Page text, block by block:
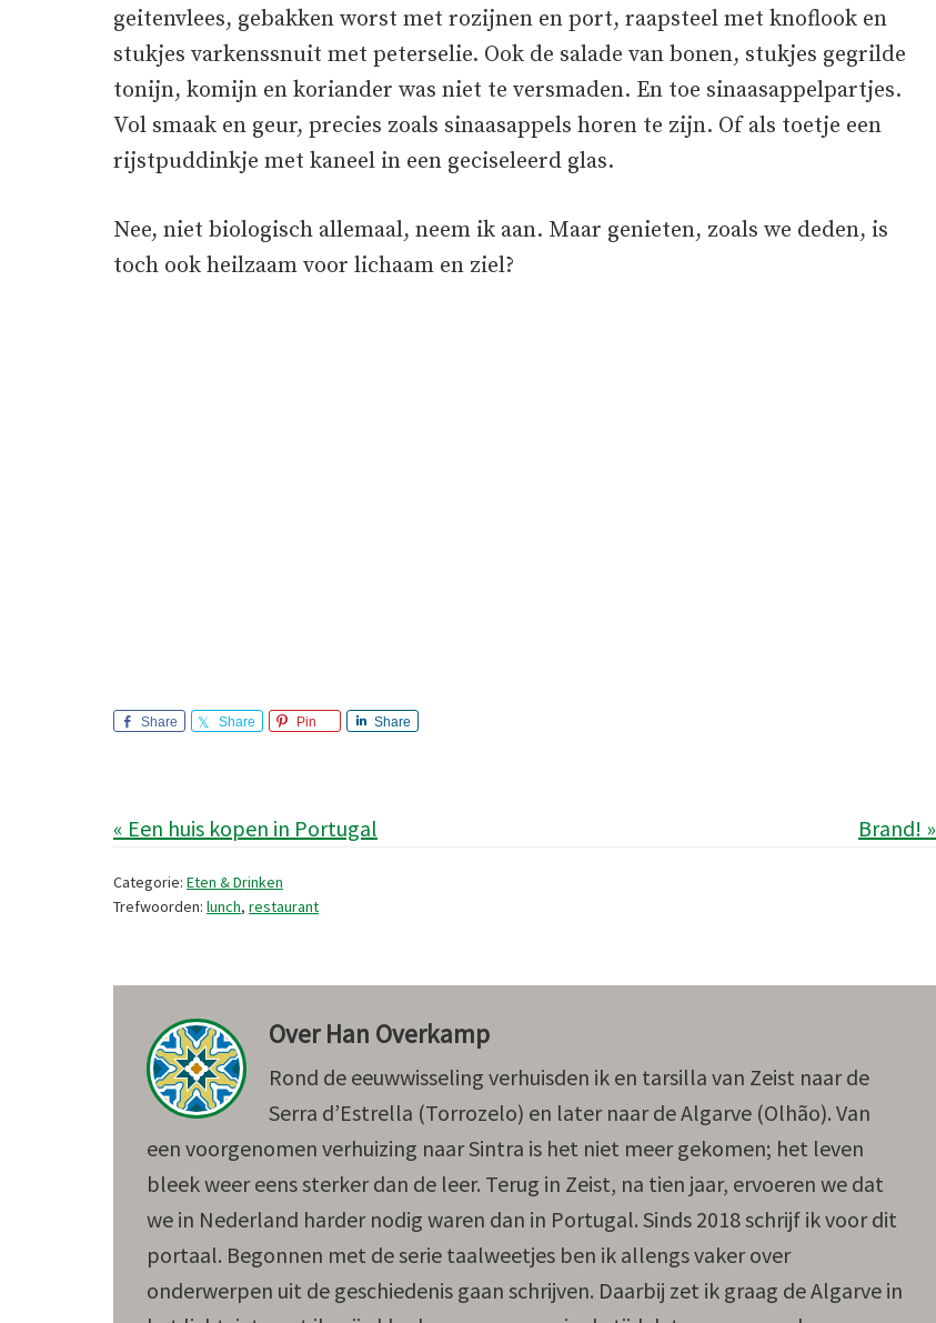
geitenvlees, gebakken worst met rozijnen en port, raapsteel met knoflook en
stukjes varkenssnuit met peterselie. Ook de salade van bonen, stukjes gegrilde
tonijn, komijn en koriander was niet te versmaden. En toe sinaasappelpartjes.
Vol smaak en geur, precies zoals sinaasappels horen te zijn. Of als toetje een
rijstpuddinkje met kaneel in een geciseleerd glas.
Nee, niet biologisch allemaal, neem ik aan. Maar genieten, zoals we deden, is
toch ook heilzaam voor lichaam en ziel?
Share Share Pin Share
« Een huis kopen in Portugal Brand! »
Categorie: Eten & Drinken
Trefwoorden: lunch, restaurant
OverHan Overkamp
Rond de eeuwwisseling verhuisden ik en tarsilla van Zeist naar de
Serra d’Estrella (Torrozelo) en later naar de Algarve (Olhão). Van
een voorgenomen verhuizing naar Sintra is het niet meer gekomen; het leven
bleek weer eens sterker dan de leer. Terug in Zeist, na tien jaar, ervoeren we dat
we in Nederland harder nodig waren dan in Portugal. Sinds 2018 schrijf ik voor dit
portaal. Begonnen met de serie taalweetjes ben ik allengs vaker over
onderwerpen uit de geschiedenis gaan schrijven. Daarbij zet ik graag de Algarve in